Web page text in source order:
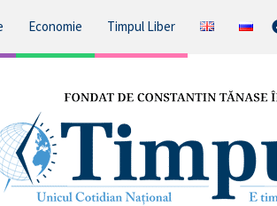
Economie Timpul Liber